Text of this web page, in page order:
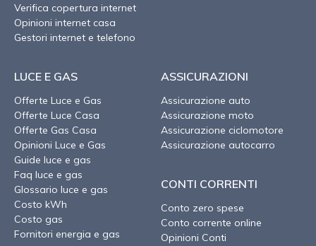
Verifica copertura internet
Opinioni internet casa
Gestori internet e telefono
LUCE E GAS
Offerte Luce e Gas
Offerte Luce Casa
Offerte Gas Casa
Opinioni Luce e Gas
Guide luce e gas
Faq luce e gas
Glossario luce e gas
Costo kWh
Costo gas
Fornitori energia e gas
ASSICURAZIONI
Assicurazione auto
Assicurazione moto
Assicurazione ciclomotore
Assicurazione autocarro
CONTI CORRENTI
Conto zero spese
Conto corrente online
Opinioni Conti